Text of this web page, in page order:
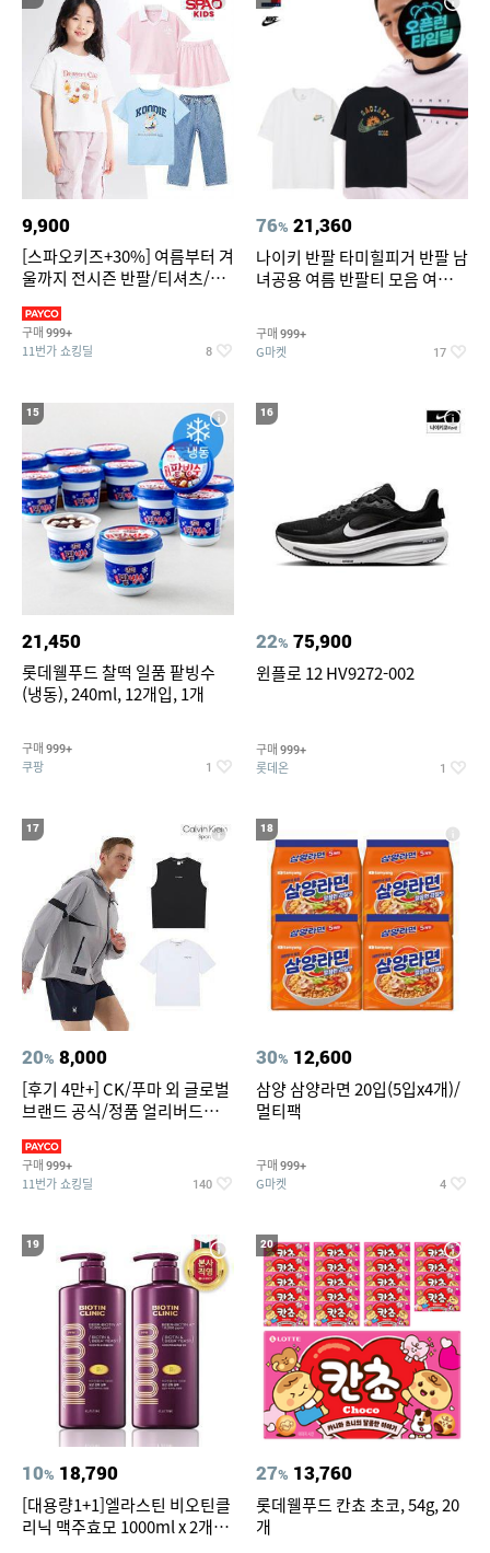
9,900
[스파오키즈+30%] 여름부터 겨
울까지 전시즌 반팔/티셔츠/셋
구매 999+
11번가 쇼킹딜 8
76% 21,360
나이키 반팔 타미힐피거 반팔 남
녀공용 여름 반팔티 모음 여름
구매 999+
G마켓 17
15
21,450
롯데웰푸드 찰떡 일품 팥빙수
(냉동), 240ml, 12개입, 1개
구매 999+
쿠팡 1
16
22% 75,900
윈플로 12 HV9272-002
구매 999+
롯데온 1
17
20% 8,000
[후기 4만+] CK/푸마 외 글로벌
브랜드 공식/정품 얼리버드
구매 999+
11번가 쇼킹딜 140
18
30% 12,600
삼양 삼양라면 20입(5입x4개)/
멀티팩
구매 999+
G마켓 4
19
10% 18,790
[대용량1+1]엘라스틴 비오틴클
리닉 맥주효모 1000ml x 2개
20
27% 13,760
롯데웰푸드 칸쵸 초코, 54g, 20
개